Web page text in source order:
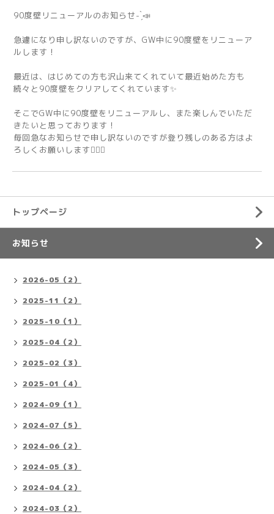
90度壁リニューアルのお知らせ- ̗̀📣
急遽になり申し訳ないのですが、GW中に90度壁をリニューア
ルします！
最近は、はじめての方も沢山来てくれていて最近始めた方も
続々と90度壁をクリアしてくれています✨️
そこでGW中に90度壁をリニューアルし、また楽しんでいただ
きたいと思っております！
毎回急なお知らせで申し訳ないのですが登り残しのある方はよ
ろしくお願いします🙇🏻‍♂️
トップページ
お知らせ
2026-05（2）
2025-11（2）
2025-10（1）
2025-04（2）
2025-02（3）
2025-01（4）
2024-09（1）
2024-07（5）
2024-06（2）
2024-05（3）
2024-04（2）
2024-03（2）